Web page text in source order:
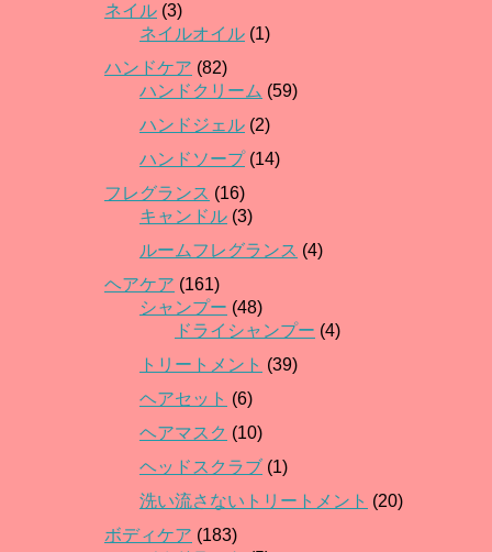
ネイル (3)
ネイルオイル (1)
ハンドケア (82)
ハンドクリーム (59)
ハンドジェル (2)
ハンドソープ(14)
フレグランス (16)
キャンドル (3)
ルームフレグランス (4)
ヘアケア (161)
シャンプー (48)
ドライシャンプー (4)
トリートメント (39)
ヘアセット (6)
ヘアマスク (10)
ヘッドスクラブ (1)
洗い流さないトリートメント (20)
ボディケア (183)